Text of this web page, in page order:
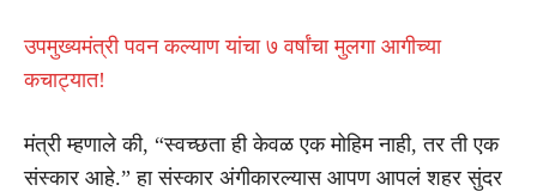
उपमुख्यमंत्री पवन कल्याण यांचा ७ वर्षांचा मुलगा आगीच्या
कचाट्यात!
मंत्री म्हणाले की, “स्वच्छता ही केवळ एक मोहिम नाही, तर ती एक
संस्कार आहे.” हा संस्कार अंगीकारल्यास आपण आपलं शहर सुंदर